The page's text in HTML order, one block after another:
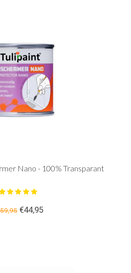
Nano - 100% Transparant
€44,95